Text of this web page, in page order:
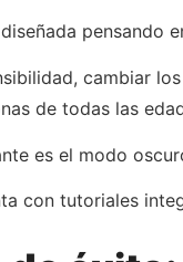
pensando
cambiar
de todas las
es el modo
con tutoriales